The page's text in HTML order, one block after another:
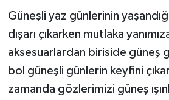
Güneşli yaz günlerinin
dışarı çıkarken mutlaka
aksesuarlardan biriside güneş
bol güneşli günlerin keyfini
zamanda gözlerimizi güneş